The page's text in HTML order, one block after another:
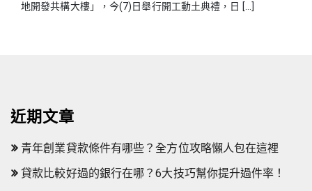
地開發共構大樓」，今(7)日舉行開工動土典禮，日 […]
近期文章
青年創業貸款條件有哪些？全方位攻略懶人包在這裡
貸款比較好過的銀行在哪？6大技巧幫你提升過件率！